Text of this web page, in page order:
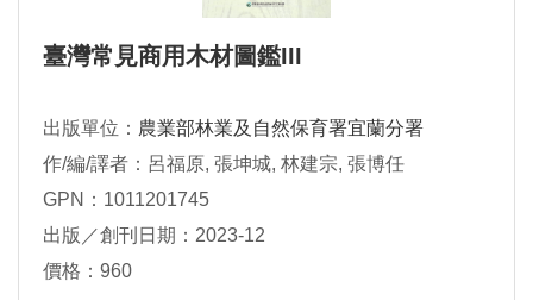
臺灣常見商用木材圖鑑III
出版單位： 農業部林業及自然保育署宜蘭分署
作/編/譯者：呂福原, 張坤城, 林建宗, 張博任
GPN：1011201745
出版／創刊日期：2023-12
價格：960